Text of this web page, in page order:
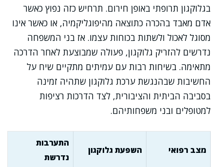
בגלוקגון תרופתי באופן חירום. תרחיש כזה נפוץ כאשר
אדם מאבד בהכרה כתוצאה מהיפוגליקמיה, או כאשר אינו
מסוגל לאכול ולשתות בכוחות עצמו. אז בני המשפחה
נדרשים להזריק גלוקגון, פעולה שמבוצעת לאחר הדרכה
מתאימה. בשיחות רבות עם עמיתים מתקיים שיח על
החשיבות שבהנגשת ערכת גלוקגון שתהיה זמינה
בסביבה הביתית והציבורית, לצד הדרכות רציפות
למטופלים ובני משפחותיהם.
מצב רפואי השפעת גלוקגון
התערבות
נדרשת